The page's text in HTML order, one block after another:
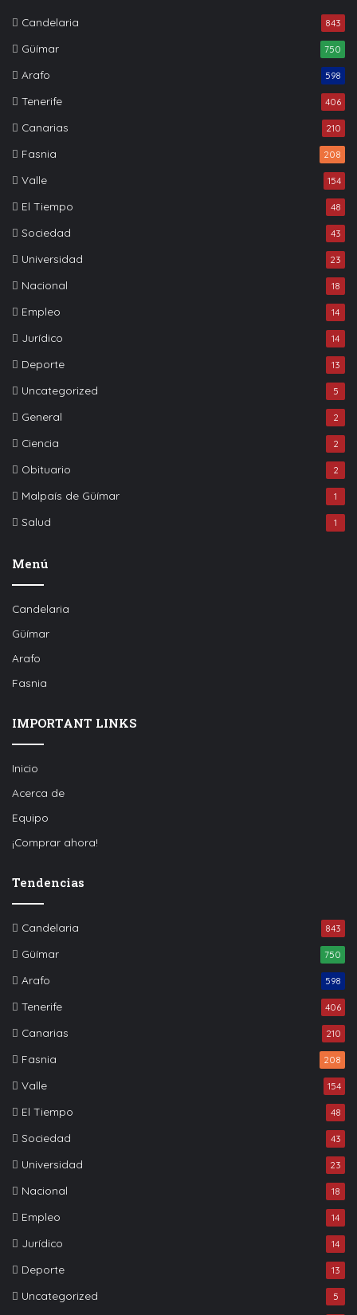
Candelaria 843
Güímar 750
Arafo 598
Tenerife 406
Canarias 210
Fasnia 208
Valle 154
El Tiempo 48
Sociedad 43
Universidad 23
Nacional 18
Empleo 14
Jurídico 14
Deporte 13
Uncategorized 5
General 2
Ciencia 2
Obituario 2
Malpaís de Güímar 1
Salud 1
Menú
Candelaria
Güímar
Arafo
Fasnia
IMPORTANT LINKS
Inicio
Acerca de
Equipo
¡Comprar ahora!
Tendencias
Candelaria 843
Güímar 750
Arafo 598
Tenerife 406
Canarias 210
Fasnia 208
Valle 154
El Tiempo 48
Sociedad 43
Universidad 23
Nacional 18
Empleo 14
Jurídico 14
Deporte 13
Uncategorized 5